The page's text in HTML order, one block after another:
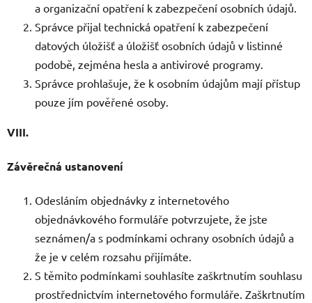
a organizační opatření k zabezpečení osobních údajů.
Správce přijal technická opatření k zabezpečení
datových úložišť a úložišť osobních údajů v listinné
podobě, zejména hesla a antivirové programy.
Správce prohlašuje, že k osobním údajům mají přístup
pouze jím pověřené osoby.
VIII.
Závěrečná ustanovení
Odesláním objednávky z internetového
objednávkového formuláře potvrzujete, že jste
seznámen/a s podmínkami ochrany osobních údajů a
že je v celém rozsahu přijímáte.
S těmito podmínkami souhlasíte zaškrtnutím souhlasu
prostřednictvím internetového formuláře. Zaškrtnutím